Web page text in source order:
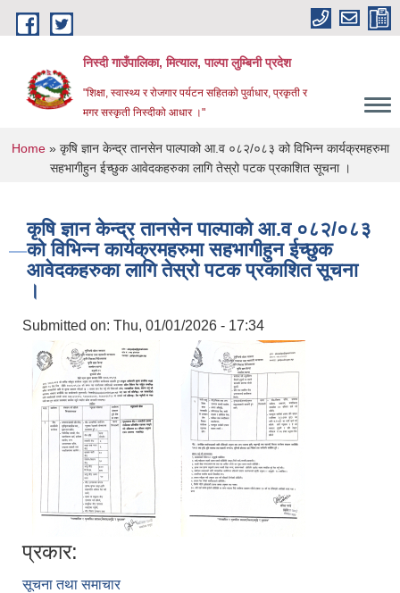
Skip to main content
निस्दी गाउँपालिका, मित्याल, पाल्पा लुम्बिनी प्रदेश
"शिक्षा, स्वास्थ्य र रोजगार पर्यटन सहितको पुर्वाधार, प्रकृती र
मगर सस्कृती निस्दीको आधार ।"
You are here
Home» कृषि ज्ञान केन्द्र तानसेन पाल्पाको आ.व ०८२/०८३ को विभिन्न कार्यक्रमहरुमा
सहभागीहुन ईच्छुक आवेदकहरुका लागि तेस्रो पटक प्रकाशित सूचना ।
कृषि ज्ञान केन्द्र तानसेन पाल्पाको आ.व ०८२/०८३
को विभिन्न कार्यक्रमहरुमा सहभागीहुन ईच्छुक
आवेदकहरुका लागि तेस्रो पटक प्रकाशित सूचना
।
Submitted on: Thu, 01/01/2026 - 17:34
प्रकार:
सूचना तथा समाचार